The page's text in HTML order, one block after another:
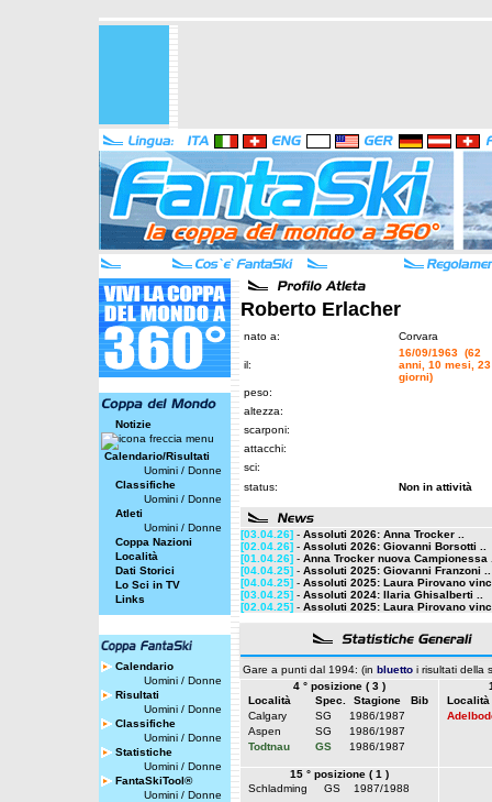
Notizie
Calendario/Risultati
Uomini / Donne
Classifiche
Uomini / Donne
Atleti
Uomini / Donne
Coppa Nazioni
Località
Dati Storici
Lo Sci in TV
Links
Calendario
Uomini / Donne
Risultati
Uomini / Donne
Classifiche
Uomini / Donne
Statistiche
Uomini / Donne
FantaSkiTool®
Uomini / Donne
Roberto Erlacher
nato a: Corvara
il:
16/09/1963 (62
anni, 10 mesi, 23
giorni)
peso:
altezza:
scarponi:
attacchi:
sci:
status:
Non in attività
[03.04.26] - Assoluti 2026: Anna Trocker ..
[02.04.26] - Assoluti 2026: Giovanni Borsotti ..
[01.04.26] - Anna Trocker nuova Campionessa
[04.04.25] - Assoluti 2025: Giovanni Franzoni ..
[04.04.25] - Assoluti 2025: Laura Pirovano
[03.04.25] - Assoluti 2024: Ilaria Ghisalberti ..
[02.04.25] - Assoluti 2025: Laura Pirovano
Gare a punti dal 1994: (in bluetto i risultati della
4 ° posizione ( 3 )
Località
Spec. Stagione
Bib
Calgary
SG
1986/1987
Aspen
SG
1986/1987
Todtnau
GS 1986/1987
Località
15 ° posizione ( 1 )
Schladming
GS 1987/1988